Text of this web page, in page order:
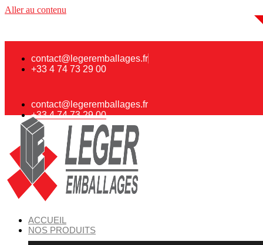
Aller au contenu
contact@legeremballages.fr
+33 4 74 73 29 00
contact@legeremballages.fr
+33 4 74 73 29 00
ACCUEIL
NOS PRODUITS